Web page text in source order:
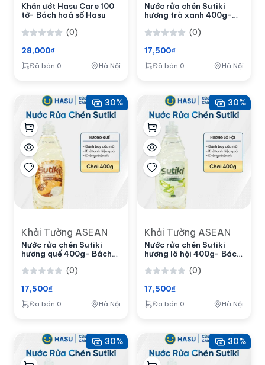
Khăn ướt Hasu Care 100
tờ- Bách hoá số Hasu
(0)
28,000₫
Đã bán 0 Hà Nội
Nước rửa chén Sutiki
hương trà xanh 400g-
(0)
17,500₫
Đã bán 0 Hà Nội
30%
Khải Tường ASEAN
Nước rửa chén Sutiki
hương quế 400g- Bách
(0)
17,500₫
Đã bán 0 Hà Nội
30%
Khải Tường ASEAN
Nước rửa chén Sutiki
hương lô hội 400g- Bách
(0)
17,500₫
Đã bán 0 Hà Nội
30% 30%